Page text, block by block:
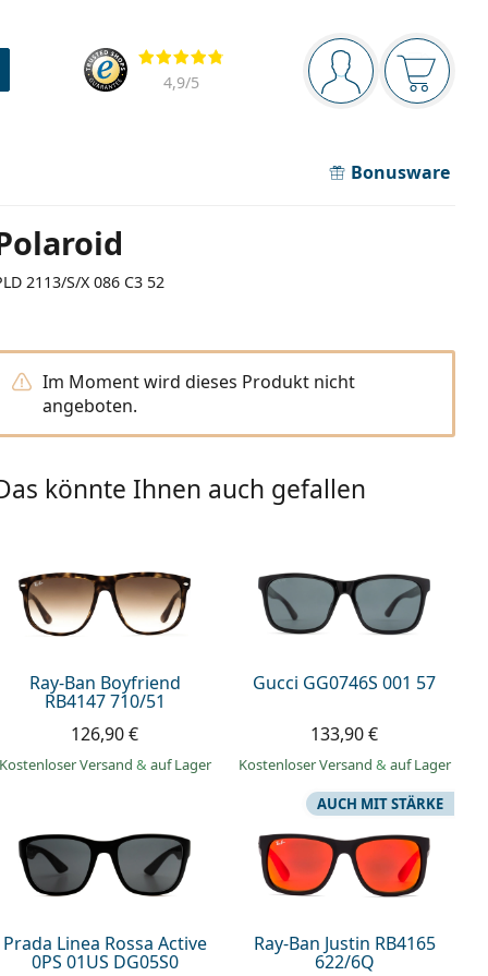
Navigationsleiste
Sie sind Der
Bewertung
4,9/5
Bonusware
2113/S/X 086 C3 52
Im Moment wird dieses Produkt nicht
angeboten.
könnte Ihnen auch gefallen
Ray-Ban Boyfriend
RB4147 710/51
126,90 €
Kostenloser Versand & auf Lager
Gucci GG0746S 001 57
133,90 €
Kostenloser Versand & auf Lager
Prada Linea Rossa Active
0PS 01US DG05S0
Ray-Ban Justin RB4165
622/6Q
AUCH MIT STÄRKE